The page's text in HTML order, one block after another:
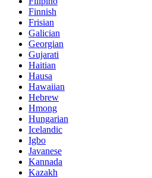
Finnish
Frisian
Galician
Georgian
Gujarati
Haitian
Hausa
Hawaiian
Hebrew
Hmong
Hungarian
Icelandic
Igbo
Javanese
Kannada
Kazakh